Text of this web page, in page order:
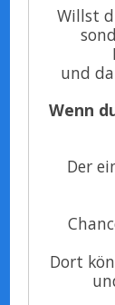
Willst
und
Wenn
Der
Dort